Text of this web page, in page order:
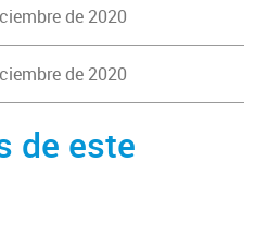
de 2020
de 2020
de este